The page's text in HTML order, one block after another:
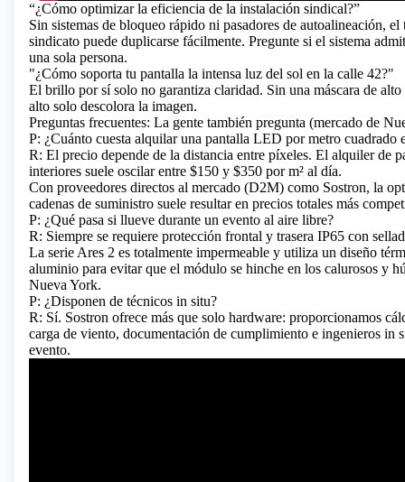
“¿Cómo optimizar la eficiencia de la instalación sindical?”
Sin sistemas de bloqueo rápido ni pasadores de autoalineación,
sindicato puede duplicarse fácilmente. Pregunte si el sistema
una sola persona.
"¿Cómo soporta tu pantalla la intensa luz del sol en la calle 42?"
El brillo por sí solo no garantiza claridad. Sin una máscara de
alto solo descolora la imagen.
Preguntas frecuentes: La gente también pregunta (mercado de
P: ¿Cuánto cuesta alquilar una pantalla LED por metro cuadrado
R: El precio depende de la distancia entre píxeles. El alquiler de
interiores suele oscilar entre $150 y $350 por m² al día.
Con proveedores directos al mercado (D2M) como Sostron, la
cadenas de suministro suele resultar en precios totales más
P: ¿Qué pasa si llueve durante un evento al aire libre?
R: Siempre se requiere protección frontal y trasera IP65 con
La serie Ares 2 es totalmente impermeable y utiliza un diseño
aluminio para evitar que el módulo se hinche en los calurosos y
Nueva York.
P: ¿Disponen de técnicos in situ?
R: Sí. Sostron ofrece más que solo hardware: proporcionamos
carga de viento, documentación de cumplimiento e ingenieros in
evento.